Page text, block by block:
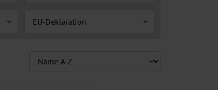
expand_more EU-Deklaration expand_more